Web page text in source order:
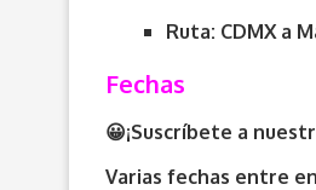
Ruta: CDMX a
Fechas
😀¡Suscríbete a
Varias fechas entre